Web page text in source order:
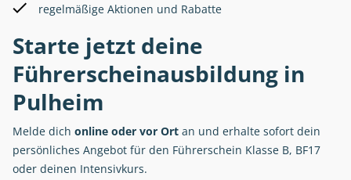
regelmäßige Aktionen und Rabatte
Starte jetzt deine
Führerscheinausbildung in
Pulheim
Melde dich online oder vor Ort an und erhalte sofort dein
persönliches Angebot für den Führerschein Klasse B, BF17
oder deinen Intensivkurs.